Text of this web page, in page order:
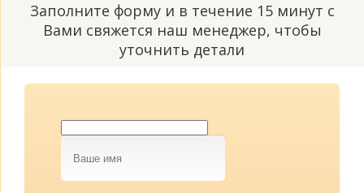
Заполните форму и в течение 15 минут с
Вами свяжется наш менеджер, чтобы
уточнить детали
Ваше
имя